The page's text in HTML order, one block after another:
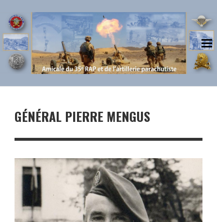
GÉNÉRAL PIERRE MENGUS